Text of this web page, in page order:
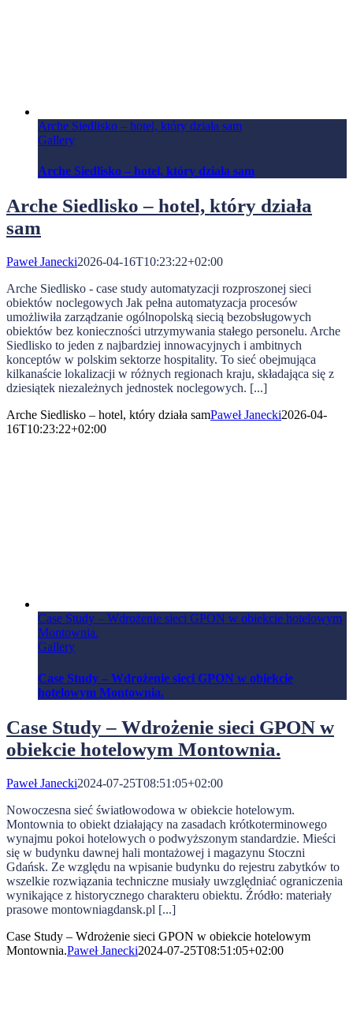
Arche Siedlisko – hotel, który działa sam
Gallery
Arche Siedlisko – hotel, który działa sam
Arche Siedlisko – hotel, który działa
sam
Paweł Janecki2026-04-16T10:23:22+02:00
Arche Siedlisko - case study automatyzacji rozproszonej sieci
obiektów noclegowych Jak pełna automatyzacja procesów
umożliwiła zarządzanie ogólnopolską siecią bezobsługowych
obiektów bez konieczności utrzymywania stałego personelu. Arche
Siedlisko to jeden z najbardziej innowacyjnych i ambitnych
konceptów w polskim sektorze hospitality. To sieć obejmująca
kilkanaście lokalizacji w różnych regionach kraju, składająca się z
dziesiątek niezależnych jednostek noclegowych. [...]
Arche Siedlisko – hotel, który działa samPaweł Janecki2026-04-
16T10:23:22+02:00
Case Study – Wdrożenie sieci GPON w obiekcie hotelowym
Montownia.
Gallery
Case Study – Wdrożenie sieci GPON w obiekcie
hotelowym Montownia.
Case Study – Wdrożenie sieci GPON w
obiekcie hotelowym Montownia.
Paweł Janecki2024-07-25T08:51:05+02:00
Nowoczesna sieć światłowodowa w obiekcie hotelowym.
Montownia to obiekt działający na zasadach krótkoterminowego
wynajmu pokoi hotelowych o podwyższonym standardzie. Mieści
się w budynku dawnej hali montażowej i magazynu Stoczni
Gdańsk. Ze względu na wpisanie budynku do rejestru zabytków to
wszelkie rozwiązania techniczne musiały uwzględniać ograniczenia
wynikające z historycznego charakteru obiektu. Źródło: materiały
prasowe montowniagdansk.pl [...]
Case Study – Wdrożenie sieci GPON w obiekcie hotelowym
Montownia.Paweł Janecki2024-07-25T08:51:05+02:00